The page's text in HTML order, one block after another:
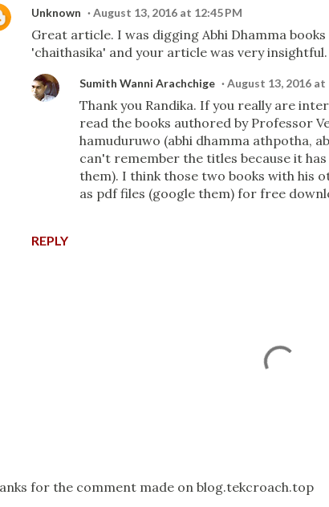
Unknown August 13, 2016 at 12:45 PM
Great article. I was digging Abhi Dhamma
'chaithasika' and your article was very insightful.
REPLY
Sumith Wanni Arachchige August 13, 2016 at
Thank you Randika. If you really are
read the books authored by Professor
hamuduruwo (abhi dhamma athpotha,
can't remember the titles because it
them). I think those two books with his
as pdf files (google them) for free
for the comment made on blog.tekcroach.top